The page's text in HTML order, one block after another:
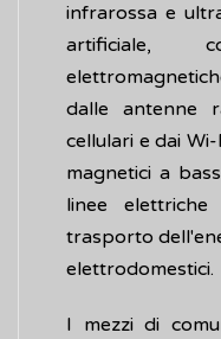
infrarossa e
dalle antenne
cellulari e dai
magnetici a
linee
trasporto
elettrodomestici.
I mezzi di